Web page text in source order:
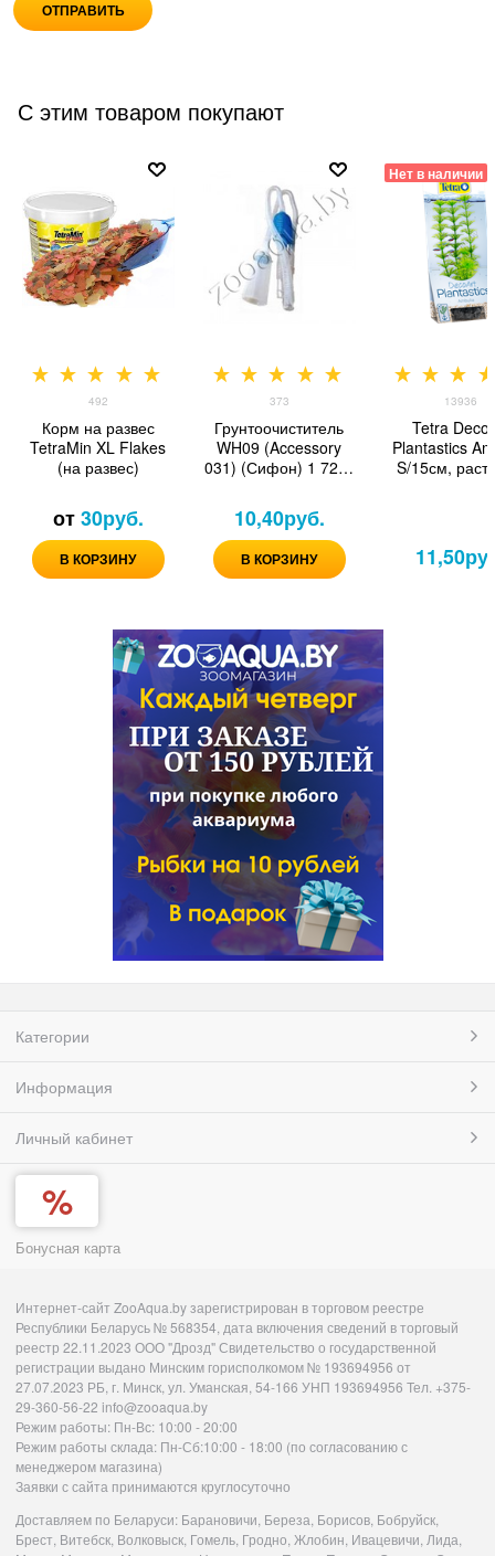
С этим товаром покупают
492
Корм на развес
TetraMin XL Flakes
(на развес)
от 30руб.
В КОРЗИНУ
373
Грунтоочиститель
WH09 (Accessory
031) (Сифон) 1 72 м
10,40руб.
В КОРЗИНУ
Нет в наличии
13936
Tetra
Plantastics
S/15см,
11,50
Категории
Информация
Личный кабинет
Бонусная карта
Интернет-сайт ZooAqua.by зарегистрирован в торговом реестре
Республики Беларусь № 568354, дата включения сведений в торговый
реестр 22.11.2023 ООО "Дрозд" Свидетельство о государственной
регистрации выдано Минским горисполкомом № 193694956 от
27.07.2023 РБ, г. Минск, ул. Уманская, 54-166 УНП 193694956 Тел. +375-
29-360-56-22 info@zooaqua.by
Режим работы: Пн-Вс: 10:00 - 20:00
Режим работы склада: Пн-Сб:10:00 - 18:00 (по согласованию с
менеджером магазина)
Заявки с сайта принимаются круглосуточно
Доставляем по Беларуси: Барановичи, Береза, Борисов, Бобруйск,
Брест, Витебск, Волковыск, Гомель, Гродно, Жлобин, Ивацевичи, Лида,